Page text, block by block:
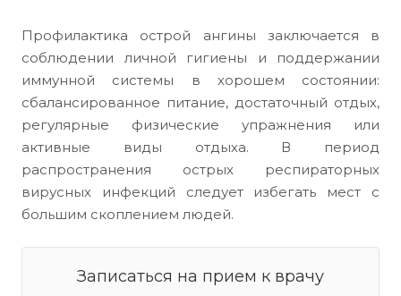
Профилактика острой ангины заключается в
соблюдении личной гигиены и поддержании
иммунной системы в хорошем состоянии:
сбалансированное питание, достаточный отдых,
регулярные физические упражнения или
активные виды отдыха. В период
распространения острых респираторных
вирусных инфекций следует избегать мест с
большим скоплением людей.
Записаться на прием к врачу